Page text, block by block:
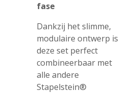
fase
Dankzij het slimme,
modulaire ontwerp is
deze set perfect
combineerbaar met
alle andere
Stapelstein®